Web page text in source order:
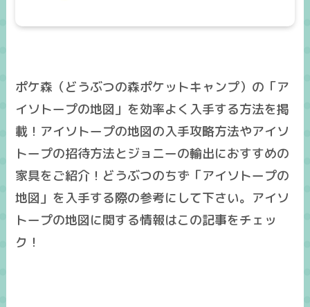
ポケ森（どうぶつの森ポケットキャンプ）の「ア
イソトープの地図」を効率よく入手する方法を掲
載！アイソトープの地図の入手攻略方法やアイソ
トープの招待方法とジョニーの輸出におすすめの
家具をご紹介！どうぶつのちず「アイソトープの
地図」を入手する際の参考にして下さい。アイソ
トープの地図に関する情報はこの記事をチェッ
ク！